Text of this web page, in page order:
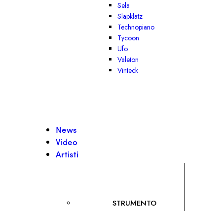
Sela
Slapklatz
Technopiano
Tycoon
Ufo
Valeton
Vinteck
News
Video
Artisti
STRUMENTO